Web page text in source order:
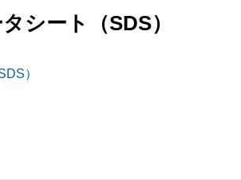
シート（SDS）
）